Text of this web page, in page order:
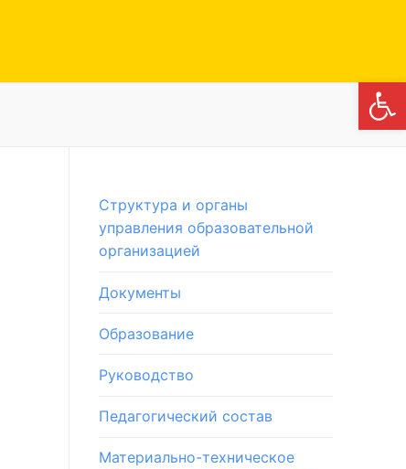
Структура и органы
управления образовательной
организацией
Документы
Образование
Руководство
Педагогический состав
Материально-техническое